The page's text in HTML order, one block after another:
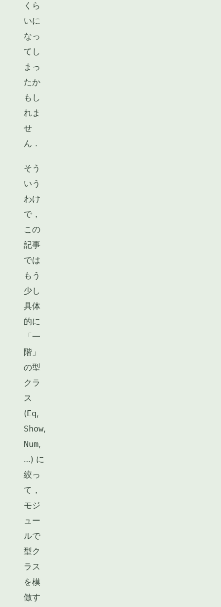
くら
いに
なっ
てし
まっ
たか
もし
れま
せ
ん．
そう
いう
わけ
で，
この
記事
では
もう
少し
具体
的に
「一
階」
の型
クラ
ス
(Eq,
Show,
Num,
…) に
絞っ
て，
モジ
ュー
ルで
型ク
ラス
を模
倣す